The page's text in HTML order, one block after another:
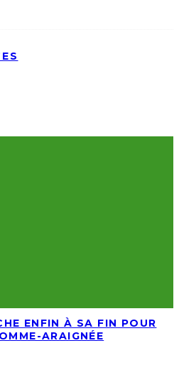
ENFIN À SA FIN POUR
ARAIGNÉE